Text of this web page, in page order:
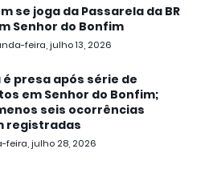
se joga da Passarela da BR
Senhor do Bonfim
feira, julho 13, 2026
é presa após série de
em Senhor do Bonfim;
seis ocorrências
registradas
feira, julho 28, 2026